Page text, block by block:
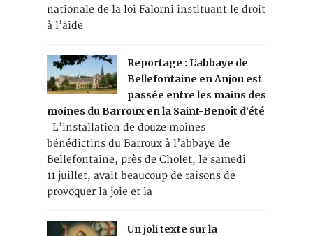
nationale de la loi Falorni instituant le droit
à l’aide
Reportage : L’abbaye de
Bellefontaine en Anjou est
passée entre les mains des
moines du Barroux en la Saint-Benoît d’été
L’installation de douze moines
bénédictins du Barroux à l’abbaye de
Bellefontaine, près de Cholet, le samedi
11 juillet, avait beaucoup de raisons de
provoquer la joie et la
Un joli texte sur la